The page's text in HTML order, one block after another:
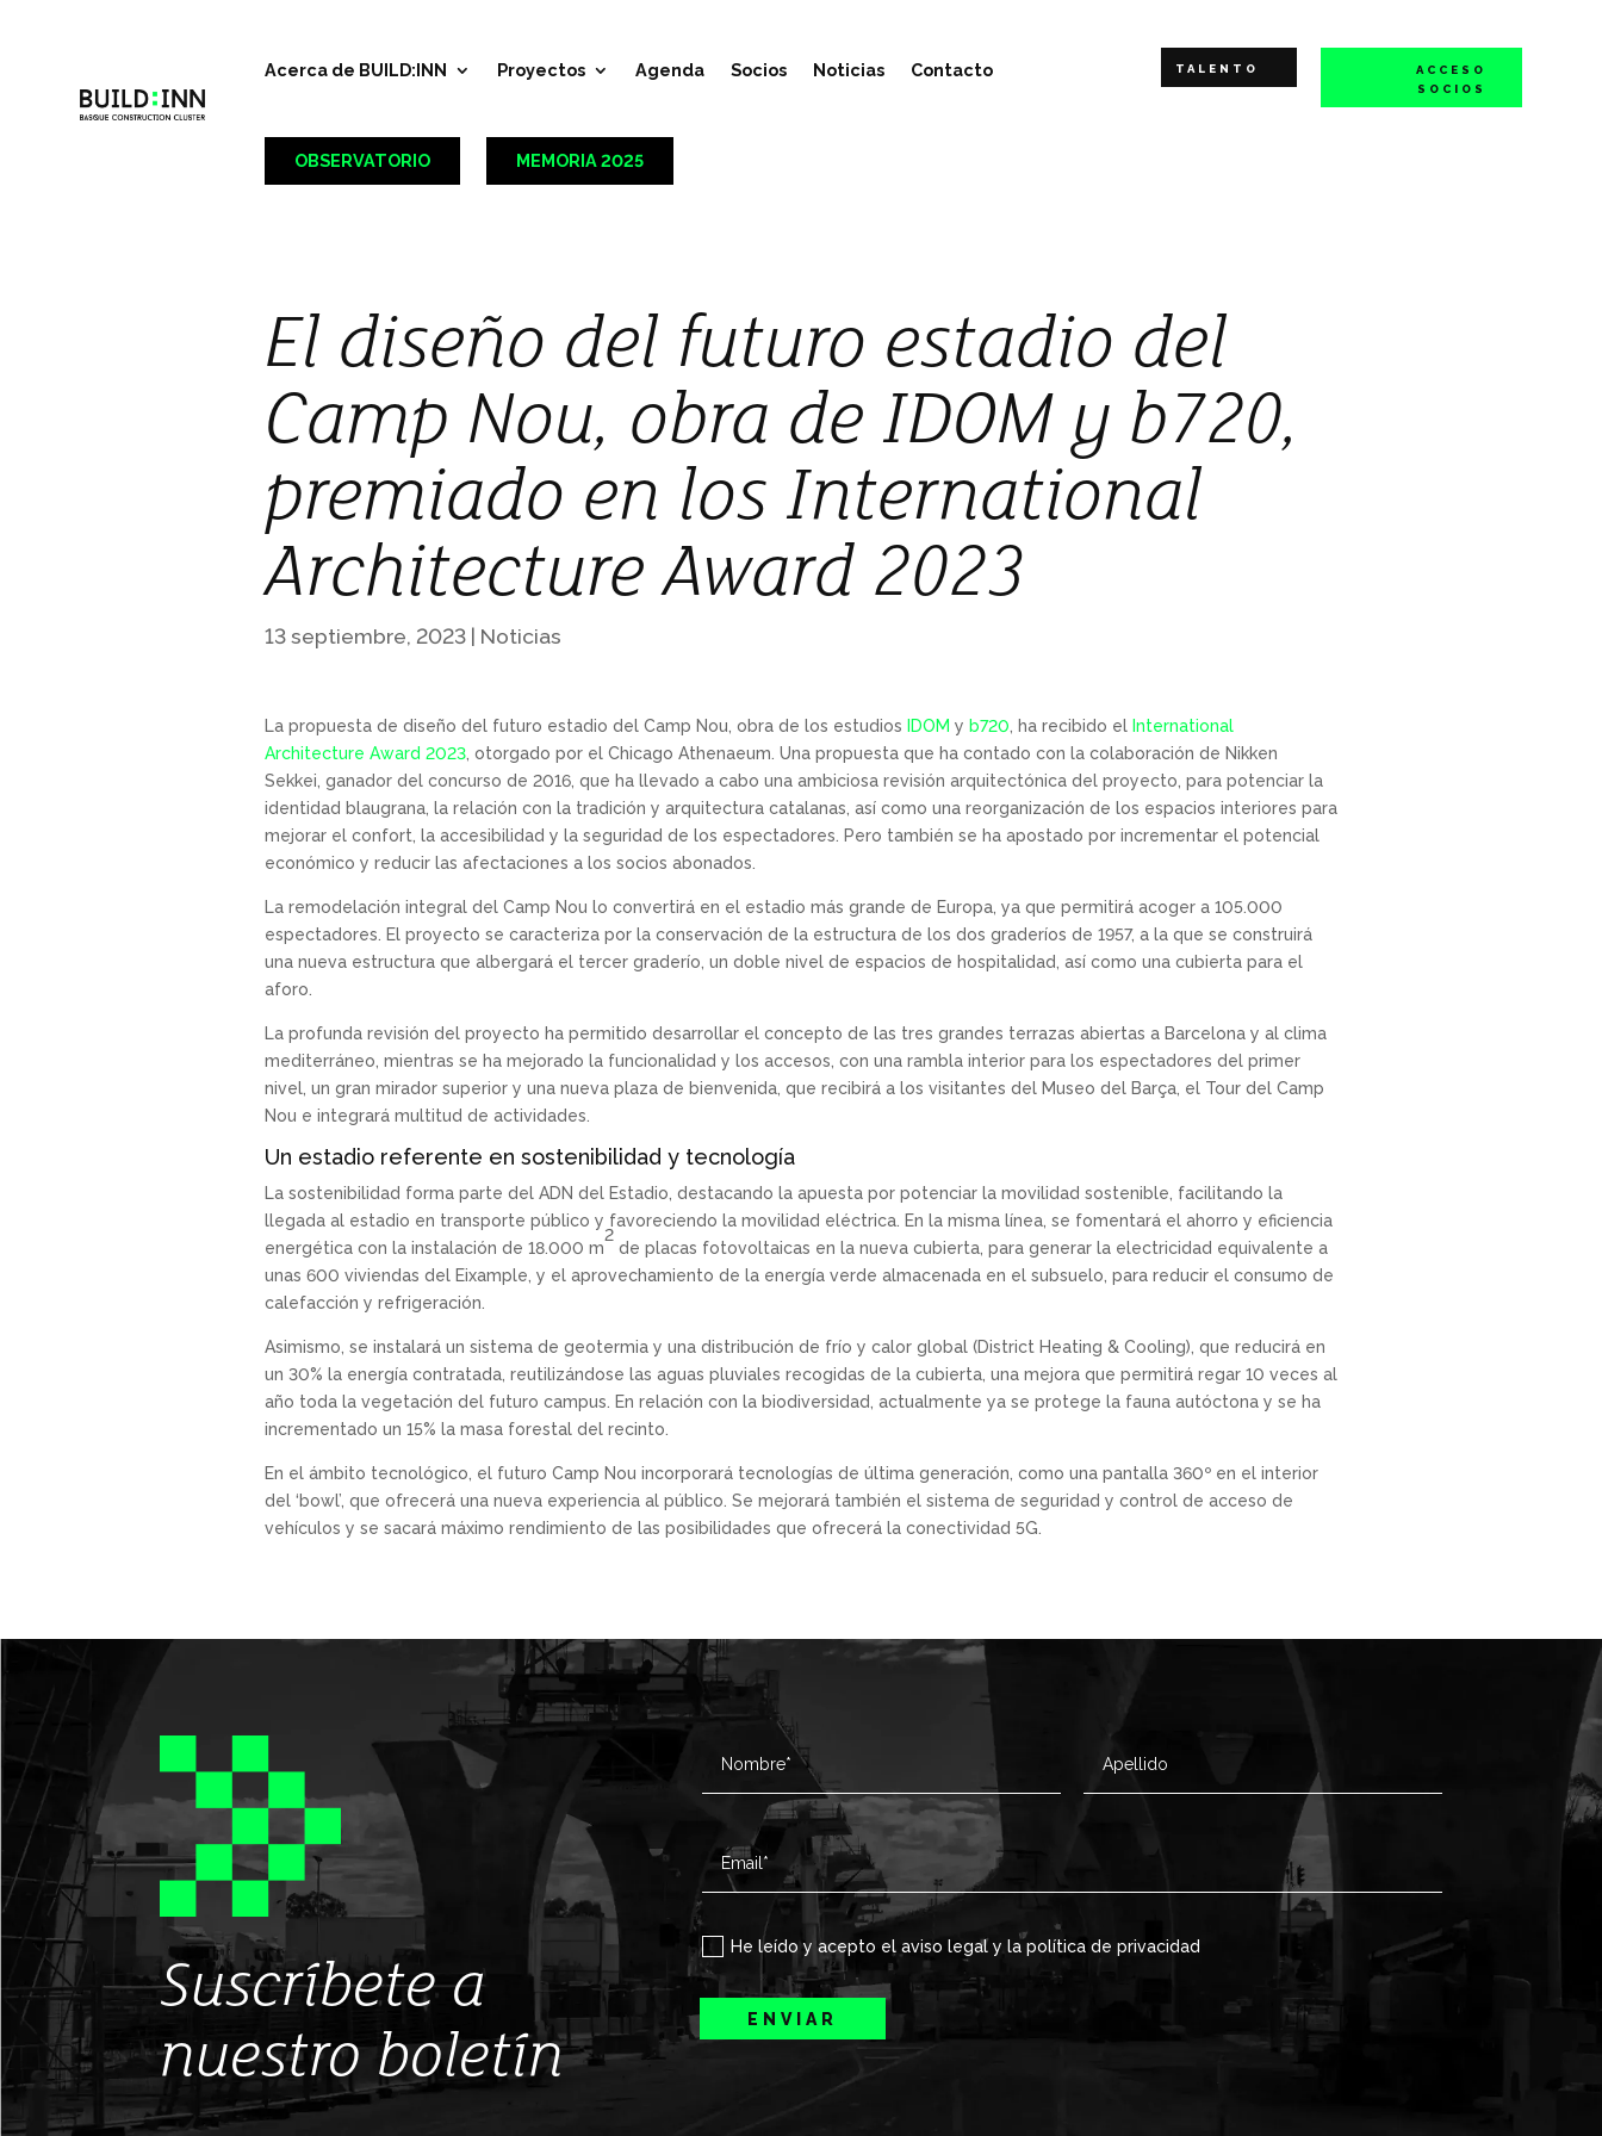
Acerca de BUILD:INN Proyectos Agenda Socios Noticias Contacto
OBSERVATORIO MEMORIA 2025
TALENTO
ACCESO
SOCIOS
El diseño del futuro estadio del
Camp Nou, obra de IDOM y b720,
premiado en los International
Architecture Award 2023
13 septiembre, 2023 | Noticias
La propuesta de diseño del futuro estadio del Camp Nou, obra de los estudios IDOM y b720, ha recibido el International
Architecture Award 2023, otorgado por el Chicago Athenaeum. Una propuesta que ha contado con la colaboración de Nikken
Sekkei, ganador del concurso de 2016, que ha llevado a cabo una ambiciosa revisión arquitectónica del proyecto, para potenciar la
identidad blaugrana, la relación con la tradición y arquitectura catalanas, así como una reorganización de los espacios interiores para
mejorar el confort, la accesibilidad y la seguridad de los espectadores. Pero también se ha apostado por incrementar el potencial
económico y reducir las afectaciones a los socios abonados.
La remodelación integral del Camp Nou lo convertirá en el estadio más grande de Europa, ya que permitirá acoger a 105.000
espectadores. El proyecto se caracteriza por la conservación de la estructura de los dos graderíos de 1957, a la que se construirá
una nueva estructura que albergará el tercer graderío, un doble nivel de espacios de hospitalidad, así como una cubierta para el
aforo.
La profunda revisión del proyecto ha permitido desarrollar el concepto de las tres grandes terrazas abiertas a Barcelona y al clima
mediterráneo, mientras se ha mejorado la funcionalidad y los accesos, con una rambla interior para los espectadores del primer
nivel, un gran mirador superior y una nueva plaza de bienvenida, que recibirá a los visitantes del Museo del Barça, el Tour del Camp
Nou e integrará multitud de actividades.
Un estadio referente en sostenibilidad y tecnología
La sostenibilidad forma parte del ADN del Estadio, destacando la apuesta por potenciar la movilidad sostenible, facilitando la
llegada al estadio en transporte público y favoreciendo la movilidad eléctrica. En la misma línea, se fomentará el ahorro y eficiencia
energética con la instalación de 18.000 m
2
de placas fotovoltaicas en la nueva cubierta, para generar la electricidad equivalente a
unas 600 viviendas del Eixample, y el aprovechamiento de la energía verde almacenada en el subsuelo, para reducir el consumo de
calefacción y refrigeración.
Asimismo, se instalará un sistema de geotermia y una distribución de frío y calor global (District Heating & Cooling), que reducirá en
un 30% la energía contratada, reutilizándose las aguas pluviales recogidas de la cubierta, una mejora que permitirá regar 10 veces al
año toda la vegetación del futuro campus. En relación con la biodiversidad, actualmente ya se protege la fauna autóctona y se ha
incrementado un 15% la masa forestal del recinto.
En el ámbito tecnológico, el futuro Camp Nou incorporará tecnologías de última generación, como una pantalla 360º en el interior
del ‘bowl’, que ofrecerá una nueva experiencia al público. Se mejorará también el sistema de seguridad y control de acceso de
vehículos y se sacará máximo rendimiento de las posibilidades que ofrecerá la conectividad 5G.
Suscríbete a
nuestro boletín
He leído y acepto el aviso legal y la política de privacidad
ENVIAR